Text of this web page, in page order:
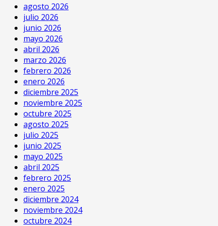
agosto 2026
julio 2026
junio 2026
mayo 2026
abril 2026
marzo 2026
febrero 2026
enero 2026
diciembre 2025
noviembre 2025
octubre 2025
agosto 2025
julio 2025
junio 2025
mayo 2025
abril 2025
febrero 2025
enero 2025
diciembre 2024
noviembre 2024
octubre 2024